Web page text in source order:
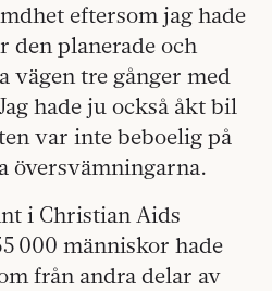
eftersom jag hade
den planerade och
vägen tre gånger med
hade ju också åkt bil
var inte beboelig på
översvämningarna.
i Christian Aids
000 människor hade
från andra delar av